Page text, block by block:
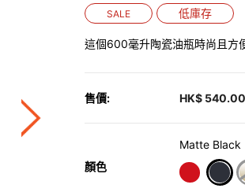
SALE 低庫存
這個600毫升陶瓷油瓶時尚且方
售價: HK$ 540.00
顏色
Matte Black